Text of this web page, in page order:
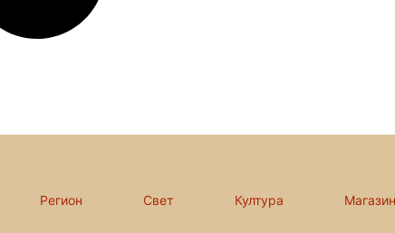
Регион Свет Култура Магазин